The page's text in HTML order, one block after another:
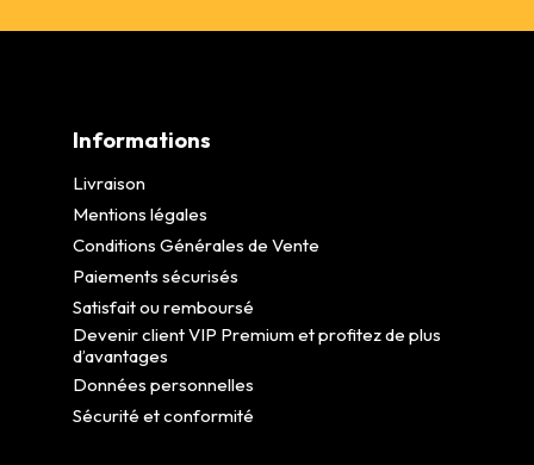
Informations
Livraison
Mentions légales
Conditions Générales de Vente
Paiements sécurisés
Satisfait ou remboursé
Devenir client VIP Premium et profitez de plus
d’avantages
Données personnelles
Sécurité et conformité